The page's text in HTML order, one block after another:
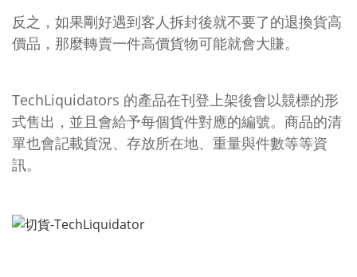
反之，如果剛好遇到客人拆封後就不要了的退換貨高
價品，那麼轉賣一件高價貨物可能就會大賺。
TechLiquidators 的產品在刊登上架後會以競標的形
式售出，並且會給予每個貨件對應的編號。商品的清
單也會記載貨況、存放所在地、重量與件數等等資
訊。